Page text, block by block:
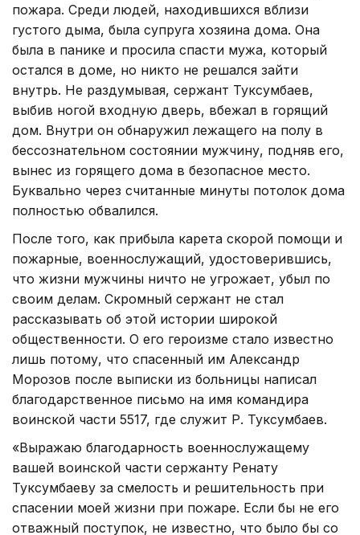
пожара. Среди людей, находившихся вблизи
густого дыма, была супруга хозяина дома. Она
была в панике и просила спасти мужа, который
остался в доме, но никто не решался зайти
внутрь. Не раздумывая, сержант Туксумбаев,
выбив ногой входную дверь, вбежал в горящий
дом. Внутри он обнаружил лежащего на полу в
бессознательном состоянии мужчину, подняв его,
вынес из горящего дома в безопасное место.
Буквально через считанные минуты потолок дома
полностью обвалился.
После того, как прибыла карета скорой помощи и
пожарные, военнослужащий, удостоверившись,
что жизни мужчины ничто не угрожает, убыл по
своим делам. Скромный сержант не стал
рассказывать об этой истории широкой
общественности. О его героизме стало известно
лишь потому, что спасенный им Александр
Морозов после выписки из больницы написал
благодарственное письмо на имя командира
воинской части 5517, где служит Р. Туксумбаев.
«Выражаю благодарность военнослужащему
вашей воинской части сержанту Ренату
Туксумбаеву за смелость и решительность при
спасении моей жизни при пожаре. Если бы не его
отважный поступок, не известно, что было бы со